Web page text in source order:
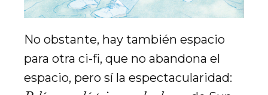
No obstante, hay también espacio
para otra ci-fi, que no abandona el
espacio, pero sí la espectacularidad: